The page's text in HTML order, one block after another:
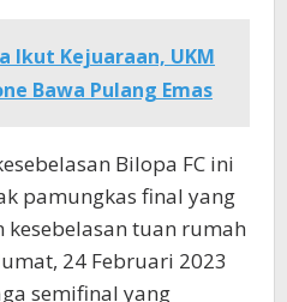
Ikut Kejuaraan, UKM
Bawa Pulang Emas
Bilopa FC ini
pamungkas final yang
tuan rumah
24 Februari 2023
semifinal yang